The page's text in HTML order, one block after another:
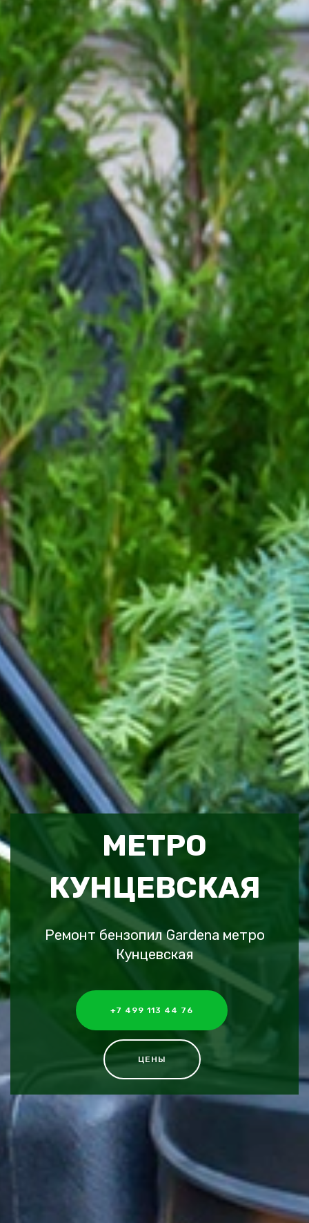
МЕТРО
КУНЦЕВСКАЯ
Ремонт бензопил Gardena метро
Кунцевская
+7 499 113 44 76
ЦЕНЫ